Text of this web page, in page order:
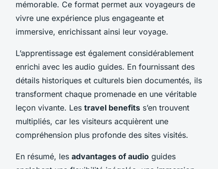
mémorable. Ce format permet aux voyageurs de
vivre une expérience plus engageante et
immersive, enrichissant ainsi leur voyage.
L’apprentissage est également considérablement
enrichi avec les audio guides. En fournissant des
détails historiques et culturels bien documentés, ils
transforment chaque promenade en une véritable
leçon vivante. Les travel benefits s’en trouvent
multipliés, car les visiteurs acquièrent une
compréhension plus profonde des sites visités.
En résumé, les advantages of audio guides